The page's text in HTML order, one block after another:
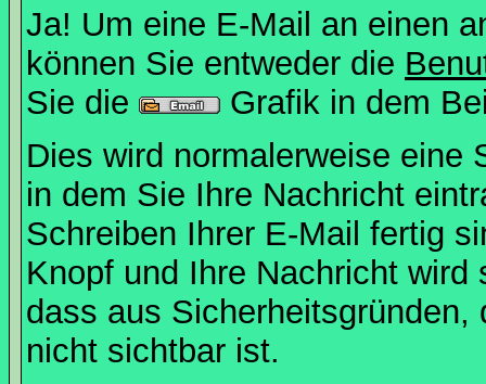
Ja! Um eine E-Mail an einen
können Sie entweder die
Sie die
Grafik in dem
Dies wird normalerweise eine
in dem Sie Ihre Nachricht
Schreiben Ihrer E-Mail fertig
Knopf und Ihre Nachricht
dass aus
nicht sichtbar ist.